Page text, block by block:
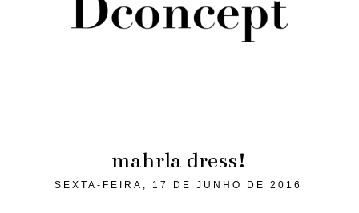
mahrla dress!
SEXTA-FEIRA, 17 DE JUNHO DE 2016